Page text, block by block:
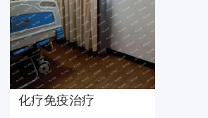
化疗免疫治疗